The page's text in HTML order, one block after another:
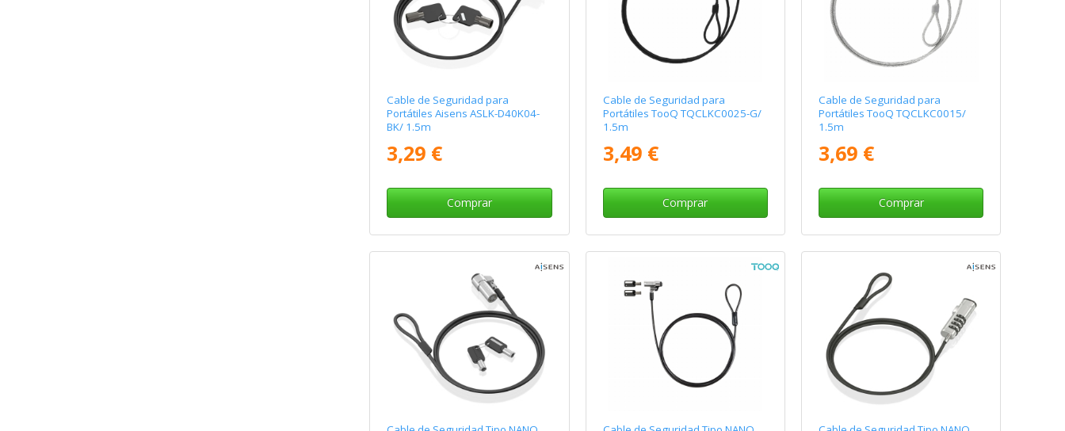
Cable de Seguridad para
Portátiles Aisens ASLK-D40K04-
BK/ 1.5m
3,29 €
Comprar
Cable de Seguridad para
Portátiles TooQ TQCLKC0025-G/
1.5m
3,49 €
Comprar
Cable de Seguridad para
Portátiles TooQ TQCLKC0015/
1.5m
3,69 €
Comprar